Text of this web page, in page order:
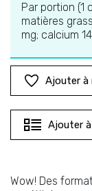
Par portion (1
matières
mg; calcium
Ajouter à
Ajouter
Wow! Des